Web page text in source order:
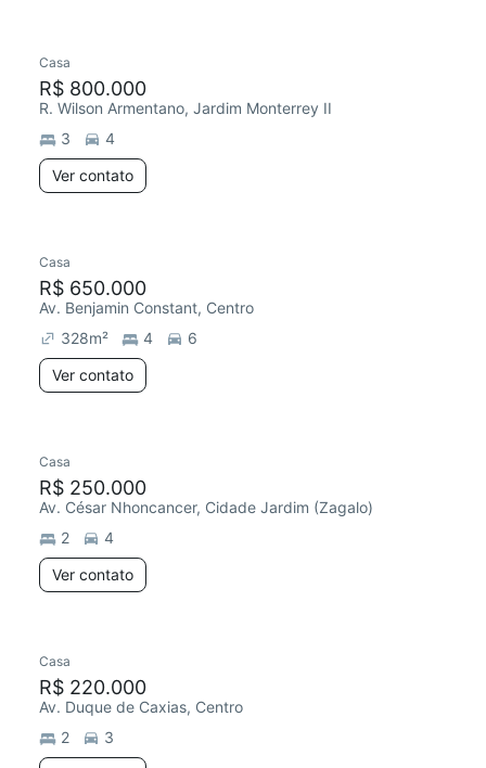
Casa
R$ 800.000
R. Wilson Armentano, Jardim Monterrey II
3
4
Ver contato
Casa
R$ 650.000
Av. Benjamin Constant, Centro
328m² 4
6
Ver contato
Casa
R$ 250.000
Av. César Nhoncancer, Cidade Jardim (Zagalo)
2
4
Ver contato
Casa
R$ 220.000
Av. Duque de Caxias, Centro
2
3